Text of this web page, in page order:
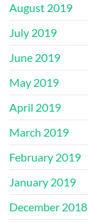
August 2019
July 2019
June 2019
May 2019
April 2019
March 2019
February 2019
January 2019
December 2018